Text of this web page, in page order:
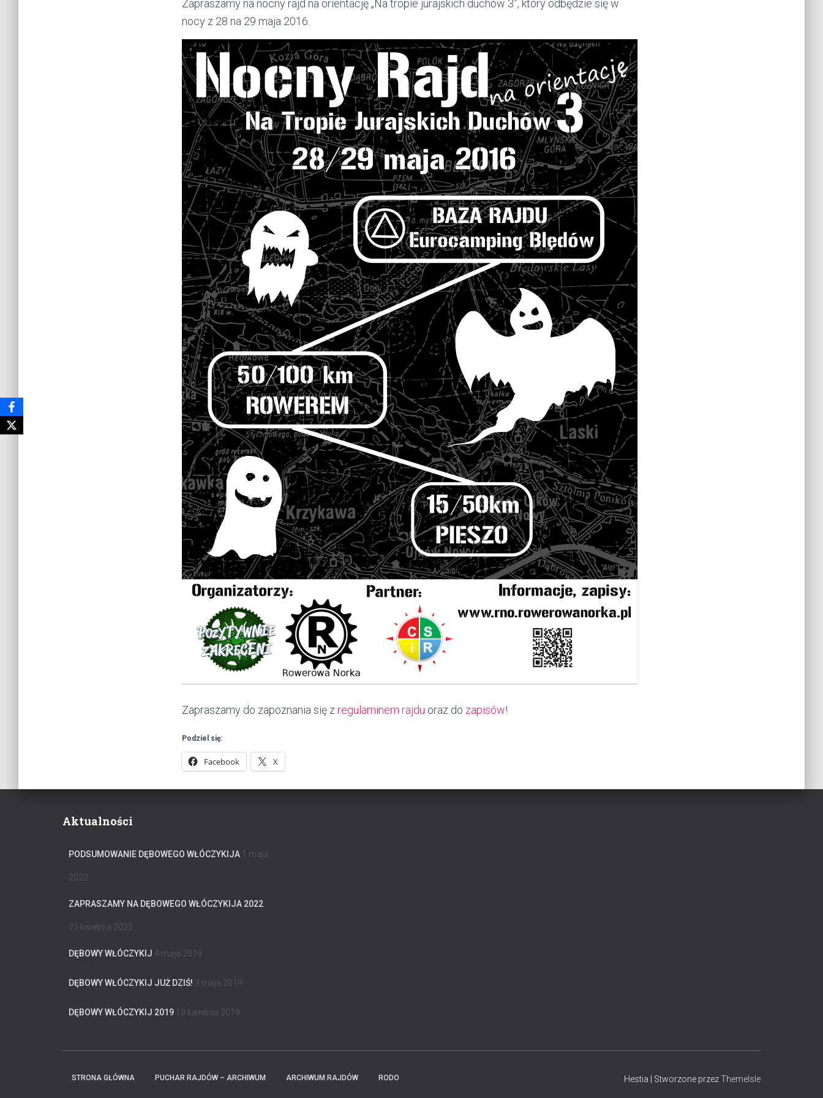
Zapraszamy na nocny rajd na orientację „Na tropie jurajskich duchów 3”, który odbędzie się w
nocy z 28 na 29 maja 2016.
Zapraszamy do zapoznania się z regulaminem rajdu oraz do zapisów!
Podziel się:
Facebook X
Aktualności
PODSUMOWANIE DĘBOWEGO WŁÓCZYKIJA 1 maja
2022
ZAPRASZAMY NA DĘBOWEGO WŁÓCZYKIJA 2022
21 kwietnia 2022
DĘBOWY WŁÓCZYKIJ 4 maja 2019
DĘBOWY WŁÓCZYKIJ JUŻ DZIŚ! 3 maja 2019
DĘBOWY WŁÓCZYKIJ 2019 19 kwietnia 2019
STRONA GŁÓWNA PUCHAR RAJDÓW – ARCHIWUM ARCHIWUM RAJDÓW RODO Hestia | Stworzone przezThemeIsle